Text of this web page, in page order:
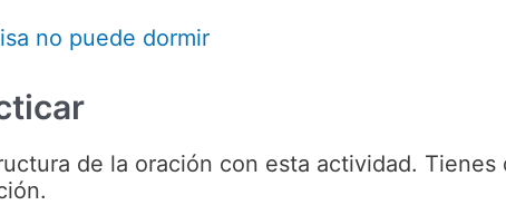
no puede dormir
de la oración con esta actividad. Tienes